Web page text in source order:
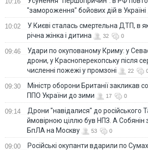
"замороження" бойових дій в Україні
10:02
У Києві сталась смертельна ДТП, в
річна жінка і дитина
32 0
09:46
Удари по окупованому Криму: у
дрони, у Красноперекопську після
численні пожежі у промзоні
22
09:30
Міністр оборони Британії закликав
ППО України до зими
17 0
09:14
Дрони "навідалися" до російського
ймовірною ціллю був НПЗ. А Собянін
БпЛА на Москву
53 0
09:00
Російські окупанти вдарили по